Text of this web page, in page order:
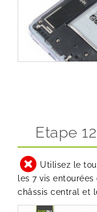
Etape 12
Utilisez le
les 7 vis
châssis central et